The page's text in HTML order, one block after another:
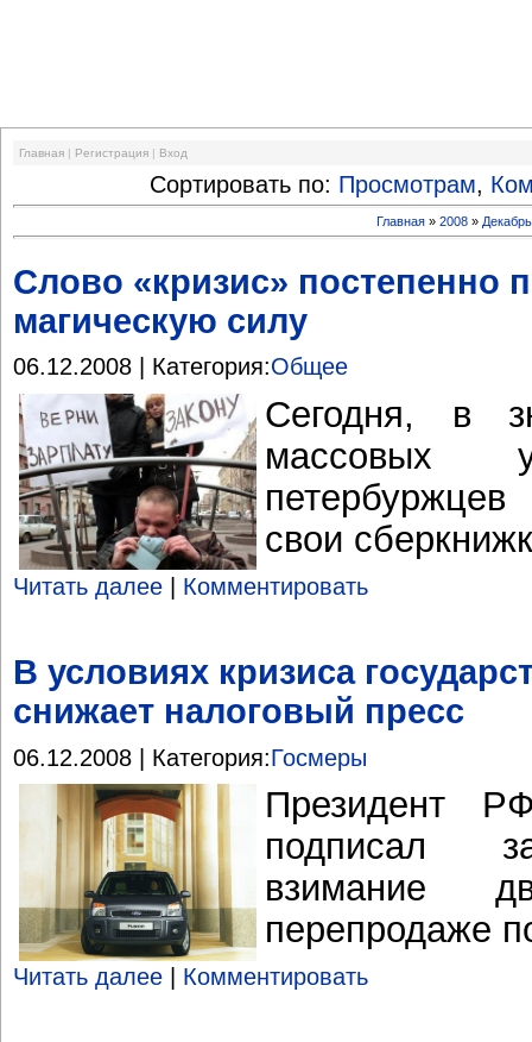
Главная | Регистрация | Вход
Сортировать по: Просмотрам,
Главная »2008 » Декабрь
Слово «кризис» постепенно
магическую силу
06.12.2008 | Категория:Общее
Сегодня, в
массовых
свои
Читать далее | Комментировать
В условиях кризиса
снижает налоговый пресс
06.12.2008 | Категория:Госмеры
Президент
подписал
взимание
перепродаже
Читать далее Комментировать